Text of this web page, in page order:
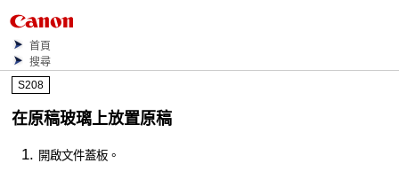
首頁
搜尋
S208
在原稿玻璃上放置原稿
開啟文件蓋板 。